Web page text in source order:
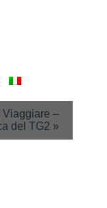
Viaggiare –
del TG2 »